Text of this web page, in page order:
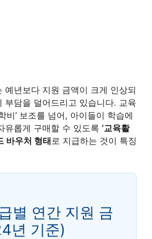
예년보다 지원 금액이 크게 인상되
부담을 덜어드리고 있습니다. 교육
비’ 보조를 넘어, 아이들이 학습에
유롭게 구매할 수 있도록 ‘교육활
바우처 형태 로 지급하는 것이 특징
별 연간 지원 금
년 기준)